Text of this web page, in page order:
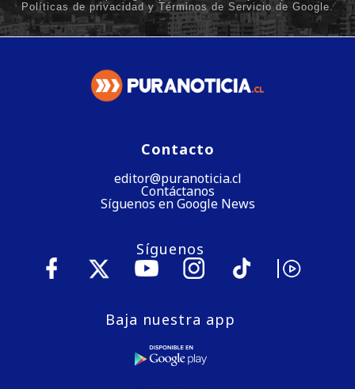
Contacto
editor@puranoticia.cl
Contáctanos
Síguenos en Google News
Síguenos
Baja nuestra app